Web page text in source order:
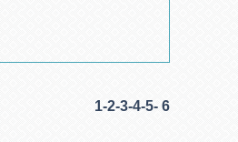
1-2-3-4-5- 6